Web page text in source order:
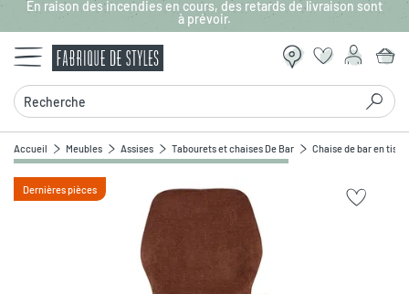
Aller au contenu principal
En raison des incendies en cours, des retards de livraison sont
à prévoir.
Recherche
Accueil Meubles Assises Tabourets et chaises De Bar Chaise de bar en
Dernières pièces